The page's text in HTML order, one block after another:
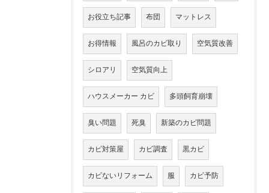
お役立ち記事 布団 マットレス
お得情報 風呂のカビ取り 空気質改善
シロアリ 空気質向上
ハウスメーカー カビ 多頭飼育崩壊
臭い問題 死臭 新築のカビ問題
カビ対策屋 カビ調査 黒カビ
カビないリフォーム 服 カビ予防